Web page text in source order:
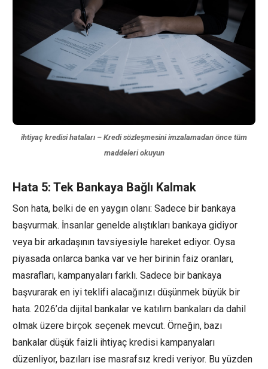
ihtiyaç kredisi hataları – Kredi sözleşmesini imzalamadan önce tüm
maddeleri okuyun
Hata 5: Tek Bankaya Bağlı Kalmak
Son hata, belki de en yaygın olanı: Sadece bir bankaya
başvurmak. İnsanlar genelde alıştıkları bankaya gidiyor
veya bir arkadaşının tavsiyesiyle hareket ediyor. Oysa
piyasada onlarca banka var ve her birinin faiz oranları,
masrafları, kampanyaları farklı. Sadece bir bankaya
başvurarak en iyi teklifi alacağınızı düşünmek büyük bir
hata. 2026’da dijital bankalar ve katılım bankaları da dahil
olmak üzere birçok seçenek mevcut. Örneğin, bazı
bankalar düşük faizli ihtiyaç kredisi kampanyaları
düzenliyor, bazıları ise masrafsız kredi veriyor. Bu yüzden